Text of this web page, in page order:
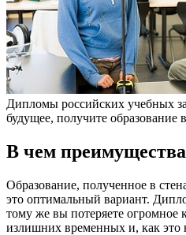
Дипломы российских учебных
будущее, получите образование
В чем
Образование, полученное в
это оптимальный вариант.
тому же вы потеряете огромное
излишних временных и, как это